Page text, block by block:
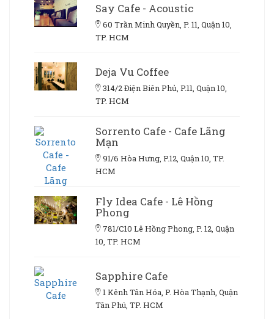
Say Cafe - Acoustic
60 Trần Minh Quyền, P. 11, Quận 10,
TP. HCM
Deja Vu Coffee
314/2 Điện Biên Phủ, P.11, Quận 10,
TP. HCM
Sorrento Cafe - Cafe Lãng
Mạn
91/6 Hòa Hưng, P.12, Quận 10, TP.
HCM
Fly Idea Cafe - Lê Hồng
Phong
781/C10 Lê Hồng Phong, P. 12, Quận
10, TP. HCM
Sapphire Cafe
1 Kênh Tân Hóa, P. Hòa Thạnh, Quận
Tân Phú, TP. HCM